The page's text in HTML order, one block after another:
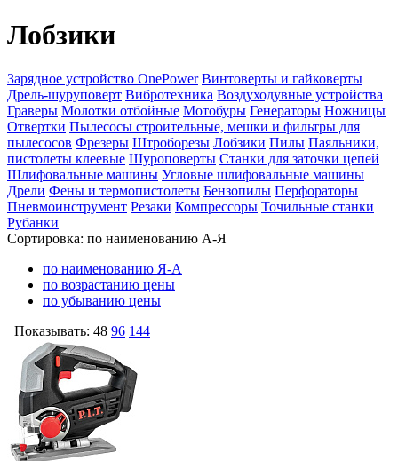
Лобзики
Зарядное устройство OnePower Винтоверты и гайковерты
Дрель-шуруповерт Вибротехника Воздуходувные устройства
Граверы Молотки отбойные Мотобуры Генераторы Ножницы
Отвертки Пылесосы строительные, мешки и фильтры для
пылесосов Фрезеры Штроборезы Лобзики Пилы Паяльники,
пистолеты клеевые Шуроповерты Станки для заточки цепей
Шлифовальные машины Угловые шлифовальные машины
Дрели Фены и термопистолеты Бензопилы Перфораторы
Пневмоинструмент Резаки Компрессоры Точильные станки
Рубанки
Сортировка: по наименованию А-Я
по наименованию Я-А
по возрастанию цены
по убыванию цены
Показывать: 48 96 144